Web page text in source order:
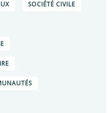
SOCIÉTÉ CIVILE